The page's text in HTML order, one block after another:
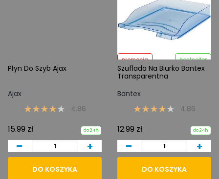
Płyn Do Szyb Ajax
Ajax
4.86
15.99 zł do 24h
- +
DO KOSZYKA
promocja bestseller
Szuflada Na Biurko Bantex
Transparentna
Bantex
4.86
12.99 zł do 24h
- +
DO KOSZYKA